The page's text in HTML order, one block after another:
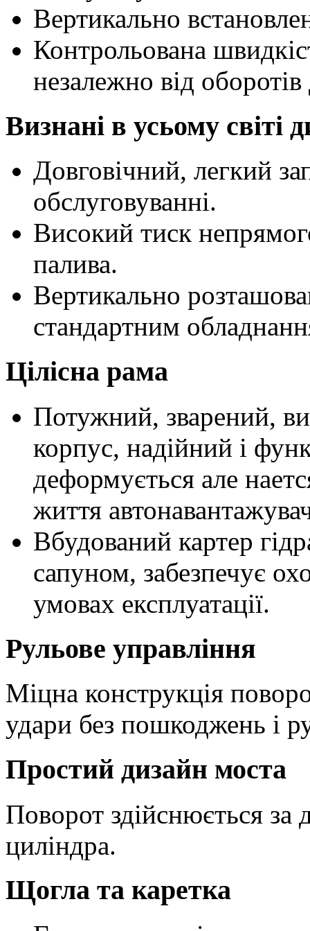
Вертикально
Контрольована
незалежно від
Визнані в усьому світі
Довговічний, легкий
обслуговуванні.
Високий тиск
палива.
Вертикально
стандартним
Цілісна рама
Потужний, зварений,
корпус, надійний і
деформується але
життя
Вбудований картер
сапуном, забезпечує
умовах експлуатації.
Рульове управління
Міцна конструкція
удари без пошкоджень і
Простий дизайн моста
Поворот здійснюється
циліндра.
Щогла та каретка